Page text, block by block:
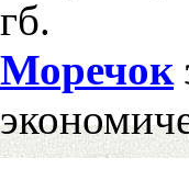
гб.
Моречок